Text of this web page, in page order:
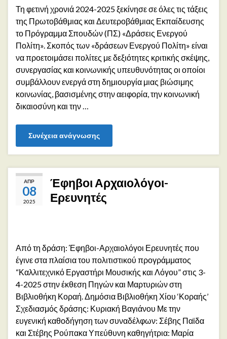
Τη φετινή χρονιά 2024-2025 ξεκίνησε σε όλες τις τάξεις
της Πρωτοβάθμιας και Δευτεροβάθμιας Εκπαίδευσης
το Πρόγραμμα Σπουδών (ΠΣ) «Δράσεις Ενεργού
Πολίτη». Σκοπός των «δράσεων Ενεργού Πολίτη» είναι
να προετοιμάσει πολίτες με δεξιότητες κριτικής σκέψης,
συνεργασίας και κοινωνικής υπευθυνότητας οι οποίοι
συμβάλλουν ενεργά στη δημιουργία μιας βιώσιμης
κοινωνίας, βασισμένης στην αειφορία, την κοινωνική
δικαιοσύνη και την …
Συνέχεια ανάγνωσης
ΑΠΡ
08
2025
Έφηβοι Αρχαιολόγοι-
Ερευνητές
Από τη δράση: Έφηβοι-Αρχαιολόγοι Ερευνητές που
έγινε στα πλαίσια του πολιτιστικού προγράμματος
“Καλλιτεχνικό Εργαστήρι Μουσικής και Λόγου” στις 3-
4-2025 στην έκθεση Πηγών και Μαρτυριών στη
Βιβλιοθήκη Κοραή. Δημόσια Βιβλιοθήκη Χίου ‘Κοραής’
Σχεδιασμός δράσης: Κυριακή Βαγιάνου Με την
ευγενική καθοδήγηση των συναδέλφων: Σέβης Παϊδα
και Στέβης Ρούπακα Υπεύθυνη καθηγήτρια: Μαρία